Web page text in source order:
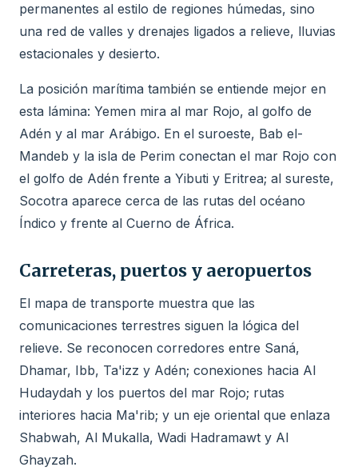
permanentes al estilo de regiones húmedas, sino
una red de valles y drenajes ligados a relieve, lluvias
estacionales y desierto.
La posición marítima también se entiende mejor en
esta lámina: Yemen mira al mar Rojo, al golfo de
Adén y al mar Arábigo. En el suroeste, Bab el-
Mandeb y la isla de Perim conectan el mar Rojo con
el golfo de Adén frente a Yibuti y Eritrea; al sureste,
Socotra aparece cerca de las rutas del océano
Índico y frente al Cuerno de África.
Carreteras, puertos y aeropuertos
El mapa de transporte muestra que las
comunicaciones terrestres siguen la lógica del
relieve. Se reconocen corredores entre Saná,
Dhamar, Ibb, Ta'izz y Adén; conexiones hacia Al
Hudaydah y los puertos del mar Rojo; rutas
interiores hacia Ma'rib; y un eje oriental que enlaza
Shabwah, Al Mukalla, Wadi Hadramawt y Al
Ghayzah.